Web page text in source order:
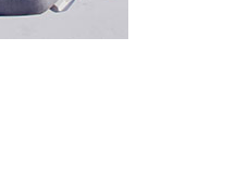
איך אפשר לעזור?
בחר אחת מהאפשרויות.